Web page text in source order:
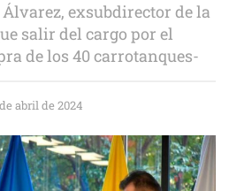
exsubdirector de la
salir del cargo por el
de los 40 carrotanques-
abril de 2024